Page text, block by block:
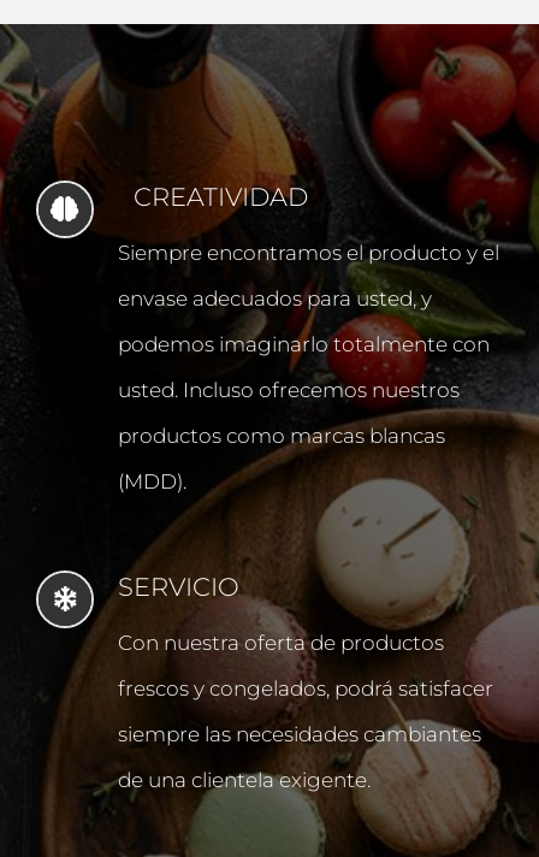
CREATIVIDAD
Siempre encontramos el producto y el
envase adecuados para usted, y
podemos imaginarlo totalmente con
usted. Incluso ofrecemos nuestros
productos como marcas blancas
(MDD).
SERVICIO
Con nuestra oferta de productos
frescos y congelados, podrá satisfacer
siempre las necesidades cambiantes
de una clientela exigente.